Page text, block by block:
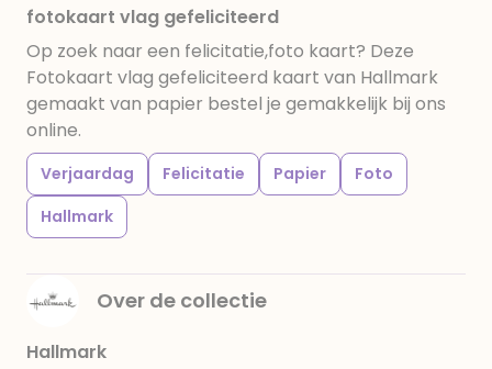
fotokaart vlag gefeliciteerd
Op zoek naar een felicitatie,foto kaart? Deze
Fotokaart vlag gefeliciteerd kaart van Hallmark
gemaakt van papier bestel je gemakkelijk bij ons
online.
Verjaardag Felicitatie Papier
Foto
Hallmark
Over de collectie
Hallmark